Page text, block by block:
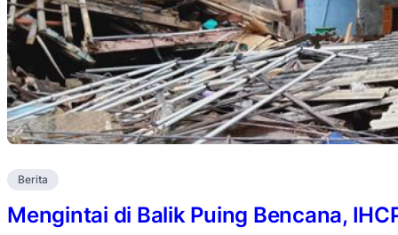
Berita
Mengintai di Balik Puing Bencana,